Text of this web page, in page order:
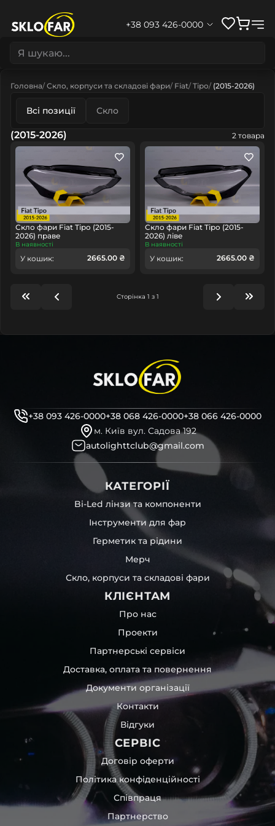
+38 093 426-0000
Головна Скло, корпуси та складові фари Fiat Tipo (2015-2026)
Всі позиції Скло
(2015-2026) 2 товара
Скло фари Fiat Tipo (2015-
2026) праве
В наявності
У кошик: 2665.00 ₴
Скло фари Fiat Tipo (2015-
2026) ліве
В наявності
У кошик: 2665.00 ₴
Сторінка 1 з 1
+38 093 426-0000+38 068 426-0000+38 066 426-0000
м. Київ вул. Садова 192
autolighttclub@gmail.com
КАТЕГОРІЇ
Bi-Led лінзи та компоненти
Інструменти для фар
Герметик та рідини
Мерч
Скло, корпуси та складові фари
КЛІЄНТАМ
Про нас
Проекти
Партнерські сервіси
Доставка, оплата та повернення
Документи організації
Контакти
Відгуки
СЕРВІС
Договір оферти
Політика конфіденційності
Співпраця
Партнерство